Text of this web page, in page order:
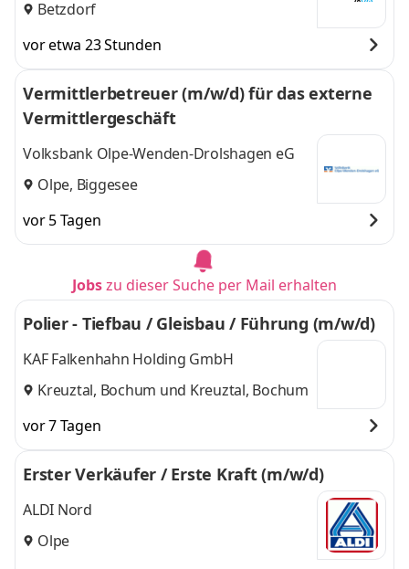
Betzdorf
vor etwa 23 Stunden
Vermittlerbetreuer (m/w/d) für das externe
Vermittlergeschäft
Volksbank Olpe-Wenden-Drolshagen eG
Olpe, Biggesee
vor 5 Tagen
Jobszu dieser Suche per Mail erhalten
Polier - Tiefbau / Gleisbau / Führung (m/w/d)
KAF Falkenhahn Holding GmbH
Kreuztal, Bochum und Kreuztal, Bochum
vor 7 Tagen
Erster Verkäufer / Erste Kraft (m/w/d)
ALDI Nord
Olpe